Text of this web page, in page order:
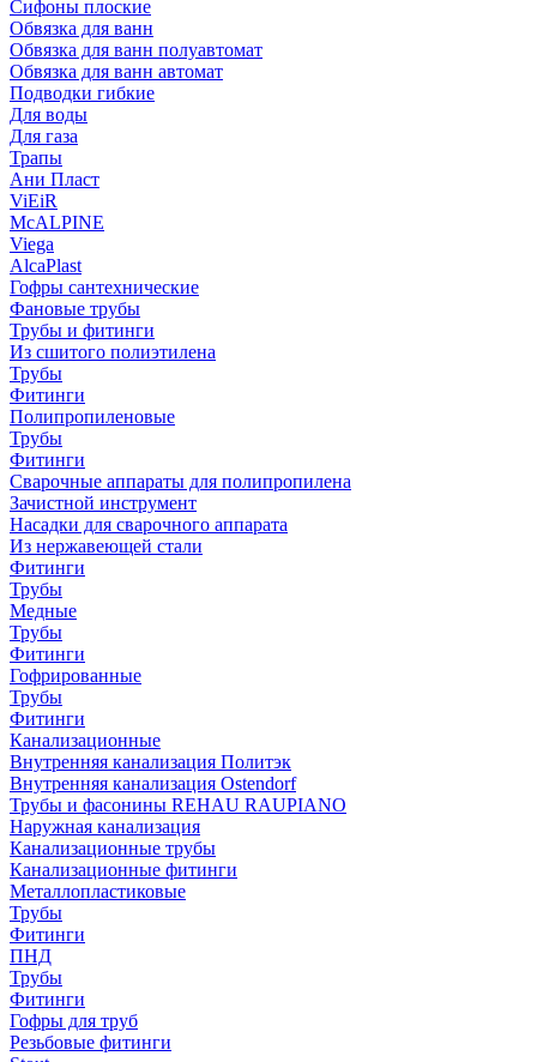
Сифоны плоские
Обвязка для ванн
Обвязка для ванн полуавтомат
Обвязка для ванн автомат
Подводки гибкие
Для воды
Для газа
Трапы
Ани Пласт
ViEiR
McALPINE
Viega
AlcaPlast
Гофры сантехнические
Фановые трубы
Трубы и фитинги
Из сшитого полиэтилена
Трубы
Фитинги
Полипропиленовые
Трубы
Фитинги
Сварочные аппараты для полипропилена
Зачистной инструмент
Насадки для сварочного аппарата
Из нержавеющей стали
Фитинги
Трубы
Медные
Трубы
Фитинги
Гофрированные
Трубы
Фитинги
Канализационные
Внутренняя канализация Политэк
Внутренняя канализация Ostendorf
Трубы и фасонины REHAU RAUPIANO
Наружная канализация
Канализационные трубы
Канализационные фитинги
Металлопластиковые
Трубы
Фитинги
ПНД
Трубы
Фитинги
Гофры для труб
Резьбовые фитинги